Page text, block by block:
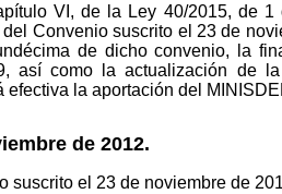
VI, de la Ley 40/2015, de 1
Convenio suscrito el 23 de
de dicho convenio, la
así como la actualización de
la aportación del
de 2012.
el 23 de noviembre de